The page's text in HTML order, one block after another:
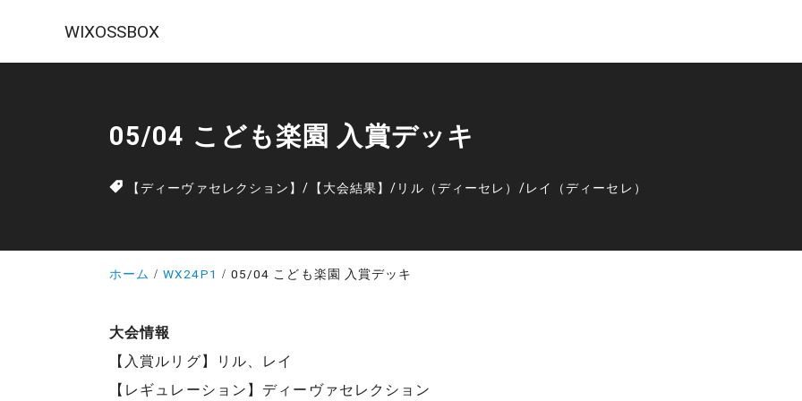
WIXOSSBOX
05/04 こども楽園 入賞デッキ
【ディーヴァセレクション】/ 【大会結果】/ リル（ディーセレ） /レイ（ディーセレ）
ホーム WX24P1 05/04 こども楽園 入賞デッキ
大会情報
【入賞ルリグ】リル、レイ
【レギュレーション】ディーヴァセレクション